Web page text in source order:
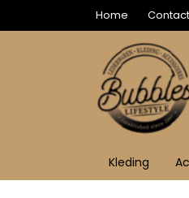
Home Contact
Kleding